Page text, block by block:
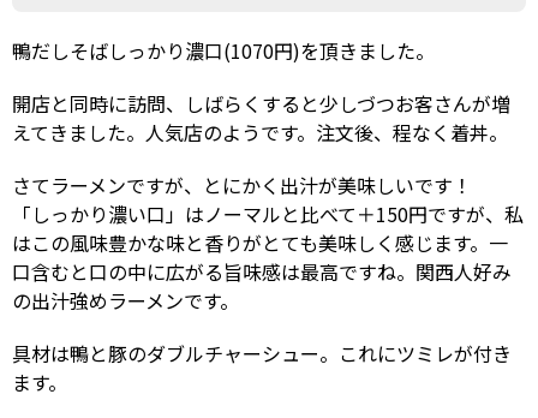
鴨だしそばしっかり濃口(1070円)を頂きました。
開店と同時に訪問、しばらくすると少しづつお客さんが増
えてきました。人気店のようです。注文後、程なく着丼。
さてラーメンですが、とにかく出汁が美味しいです！
「しっかり濃い口」はノーマルと比べて＋150円ですが、私
はこの風味豊かな味と香りがとても美味しく感じます。一
口含むと口の中に広がる旨味感は最高ですね。関西人好み
の出汁強めラーメンです。
具材は鴨と豚のダブルチャーシュー。これにツミレが付き
ます。